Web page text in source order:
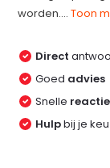
worden....Toon
Direct
Goed advies
Snelle reactie
Hulpbij je